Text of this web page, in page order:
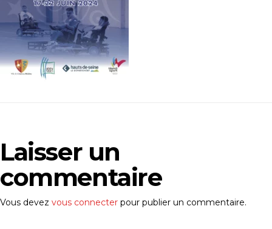
Laisser un
commentaire
Vous devez vous connecter pour publier un commentaire.